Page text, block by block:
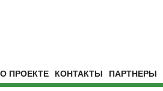
О ПРОЕКТЕ КОНТАКТЫ ПАРТНЕРЫ